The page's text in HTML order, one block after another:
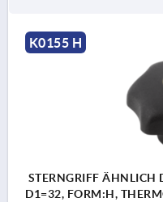
K0155 H
STERNGRIFF ÄHNLICH
D1=32, FORM:H,